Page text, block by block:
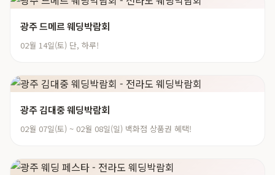
광주 드메르 웨딩박람회
02월 14일(토) 단, 하루!
광주 김대중 웨딩박람회
02월 07일(토) ~ 02월 08일(일) 백화점 상품권 혜택!